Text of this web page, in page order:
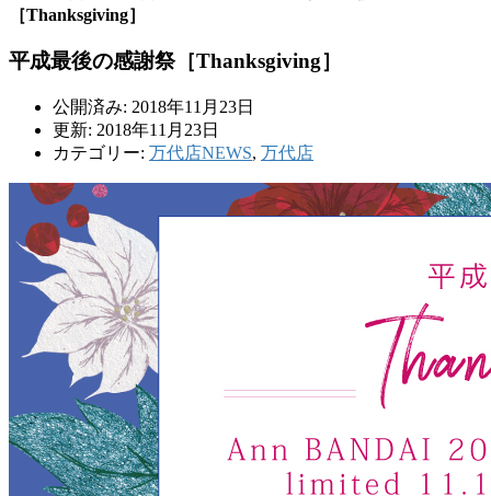
［Thanksgiving］
平成最後の感謝祭［Thanksgiving］
公開済み: 2018年11月23日
更新: 2018年11月23日
カテゴリー: 万代店NEWS, 万代店